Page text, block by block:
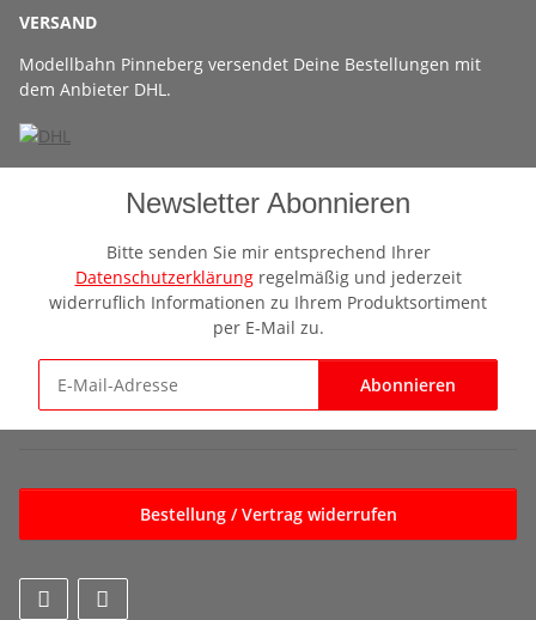
VERSAND
Modellbahn Pinneberg versendet Deine Bestellungen mit
dem Anbieter DHL.
Newsletter Abonnieren
Bitte senden Sie mir entsprechend Ihrer
Datenschutzerklärungregelmäßig und jederzeit
widerruflich Informationen zu Ihrem Produktsortiment
per E-Mail zu.
Abonnieren
Bestellung / Vertrag widerrufen